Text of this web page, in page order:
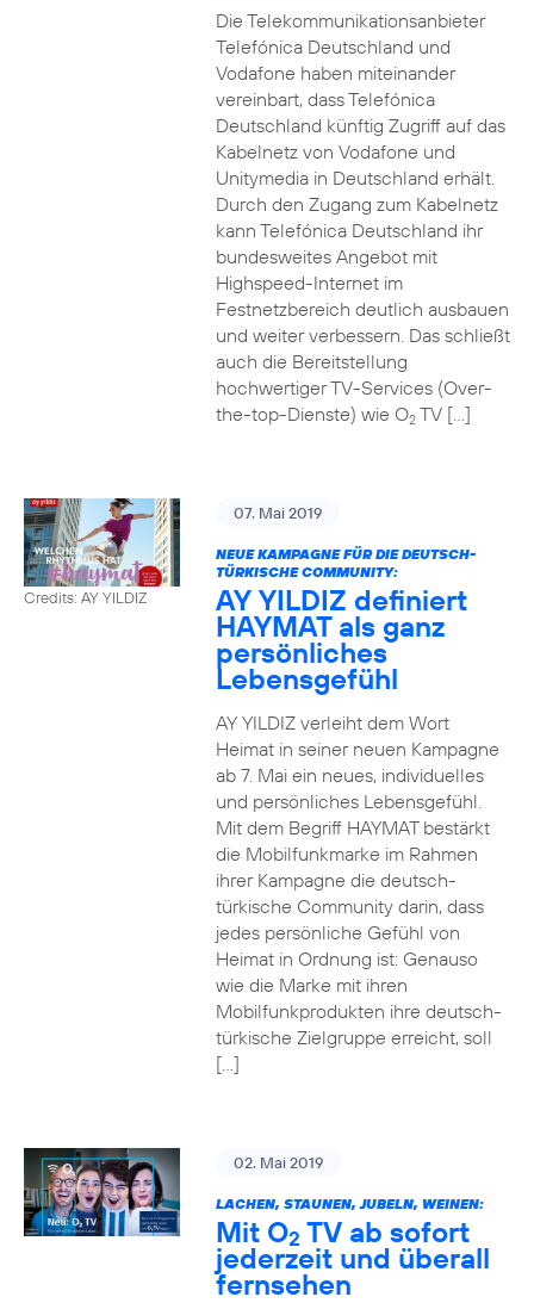
Die Telekommunikationsanbieter
Telefónica Deutschland und
Vodafone haben miteinander
vereinbart, dass Telefónica
Deutschland künftig Zugriff auf das
Kabelnetz von Vodafone und
Unitymedia in Deutschland erhält.
Durch den Zugang zum Kabelnetz
kann Telefónica Deutschland ihr
bundesweites Angebot mit
Highspeed-Internet im
Festnetzbereich deutlich ausbauen
und weiter verbessern. Das schließt
auch die Bereitstellung
hochwertiger TV-Services (Over-
the-top-Dienste) wie O2TV […]
Credits: AY YILDIZ
07. Mai 2019
NEUE KAMPAGNE FÜR DIE DEUTSCH-
TÜRKISCHE COMMUNITY:
AY YILDIZ definiert
HAYMAT als ganz
persönliches
Lebensgefühl
AY YILDIZ verleiht dem Wort
Heimat in seiner neuen Kampagne
ab 7. Mai ein neues, individuelles
und persönliches Lebensgefühl.
Mit dem Begriff HAYMAT bestärkt
die Mobilfunkmarke im Rahmen
ihrer Kampagne die deutsch-
türkische Community darin, dass
jedes persönliche Gefühl von
Heimat in Ordnung ist: Genauso
wie die Marke mit ihren
Mobilfunkprodukten ihre deutsch-
türkische Zielgruppe erreicht, soll
[…]
02. Mai 2019
LACHEN, STAUNEN, JUBELN, WEINEN:
Mit O2 TV ab sofort
jederzeit und überall
fernsehen